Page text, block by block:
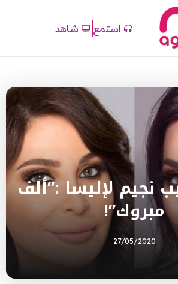
استمع شاهد
نجيم لإليسا :”ألف
مبروك”!
27/05/2020